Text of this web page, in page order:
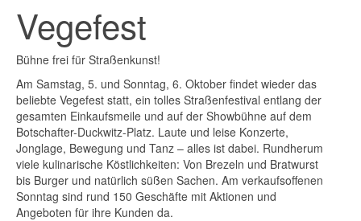
Vegefest
Bühne frei für Straßenkunst!
Am Samstag, 5. und Sonntag, 6. Oktober findet wieder das
beliebte Vegefest statt, ein tolles Straßenfestival entlang der
gesamten Einkaufsmeile und auf der Showbühne auf dem
Botschafter-Duckwitz-Platz. Laute und leise Konzerte,
Jonglage, Bewegung und Tanz – alles ist dabei. Rundherum
viele kulinarische Köstlichkeiten: Von Brezeln und Bratwurst
bis Burger und natürlich süßen Sachen. Am verkaufsoffenen
Sonntag sind rund 150 Geschäfte mit Aktionen und
Angeboten für ihre Kunden da.